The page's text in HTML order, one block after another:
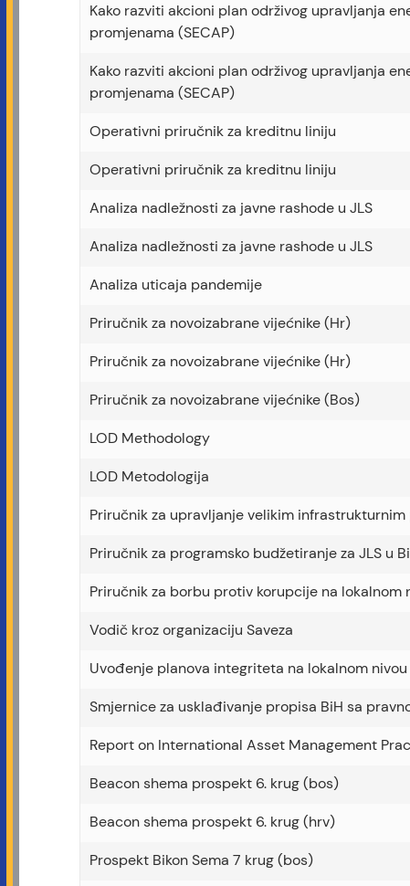
Kako razviti akcioni plan održivog upravljanja
promjenama (SECAP)
Kako razviti akcioni plan održivog upravljanja
promjenama (SECAP)
Operativni priručnik za kreditnu liniju
Operativni priručnik za kreditnu liniju
Analiza nadležnosti za javne rashode u JLS
Analiza nadležnosti za javne rashode u JLS
Analiza uticaja pandemije
Priručnik za novoizabrane vijećnike (Hr)
Priručnik za novoizabrane vijećnike (Hr)
Priručnik za novoizabrane vijećnike (Bos)
LOD Methodology
LOD Metodologija
Priručnik za upravljanje velikim infrastrukturnim
Priručnik za programsko budžetiranje za JLS u
Priručnik za borbu protiv korupcije na lokalnom
Vodič kroz organizaciju Saveza
Uvođenje planova integriteta na lokalnom nivou
Smjernice za usklađivanje propisa BiH sa
Report on International Asset Management
Beacon shema prospekt 6. krug (bos)
Beacon shema prospekt 6. krug (hrv)
Prospekt Bikon Sema 7 krug (bos)